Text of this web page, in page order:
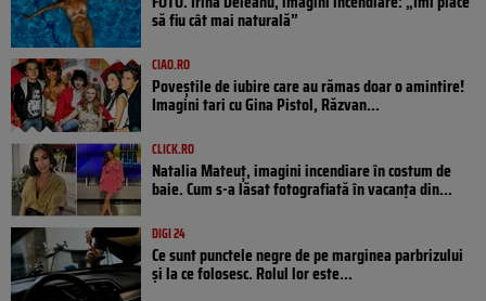
să fiu cât mai naturală”
CIAO.RO
Poveştile de iubire care au rămas doar o amintire!
Imagini tari cu Gina Pistol, Răzvan...
CLICK.RO
Natalia Mateuț, imagini incendiare în costum de
baie. Cum s-a lăsat fotografiată în vacanța din...
DIGI 24
Ce sunt punctele negre de pe marginea parbrizului
și la ce folosesc. Rolul lor este...